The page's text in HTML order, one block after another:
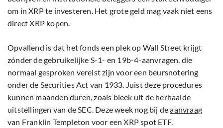
om in XRP te investeren. Het grote geld mag vaak niet eens
direct XRP kopen.
Opvallend is dat het fonds een plek op Wall Street krijgt
zónder de gebruikelijke S-1- en 19b-4-aanvragen, die
normaal gesproken vereist zijn voor een beursnotering
onder de Securities Act van 1933. Juist deze procedures
kunnen maanden duren, zoals bleek uit de herhaalde
uitstellingen van de SEC. Deze week nog bij deaanvraag
van Franklin Templeton voor een XRP spot ETF.